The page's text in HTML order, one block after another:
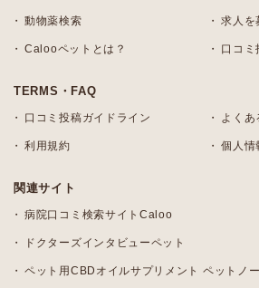
動物薬検索 求人を
Calooペットとは？ 口コミ
TERMS・FAQ
口コミ投稿ガイドライン よくあ
利用規約 個人情
関連サイト
病院口コミ検索サイトCaloo
ドクターズインタビューペット
ペット用CBDオイルサプリメント ペットノ